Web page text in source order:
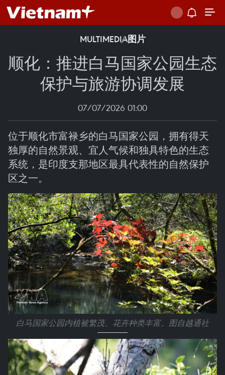
MULTIMEDIA图片
顺化：推进白马国家公园生态
保护与旅游协调发展
07/07/2026 01:00
位于顺化市富禄乡的白马国家公园，拥有得天
独厚的自然景观、宜人气候和独具特色的生态
系统，是印度支那地区最具代表性的自然保护
区之一。
白马国家公园内植被繁茂、花卉种类丰富。图自越通社